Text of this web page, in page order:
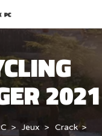
2021
Jeux
Crack